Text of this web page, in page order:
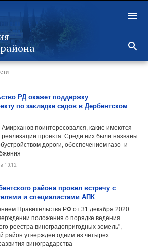
РД окажет поддержку
по закладке садов в Дербентском
Амирханов поинтересовался, какие имеются
проекта. Среди них были названы
дороги, обеспечением газо- и
10:12
района провел встречу с
и специалистами АПК
Правительства РФ от 31 декабря 2020
положения о порядке ведения
реестра виноградопригодных земель",
район утвержден одним из четырех
виноградарства